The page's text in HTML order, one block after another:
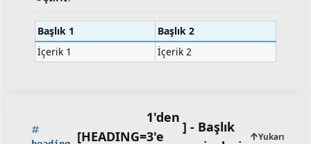
Başlık 1
Başlık 2
İçerik 1
İçerik 2
[HEADING=
1'den
3'e
] - Başlık
Yukarı